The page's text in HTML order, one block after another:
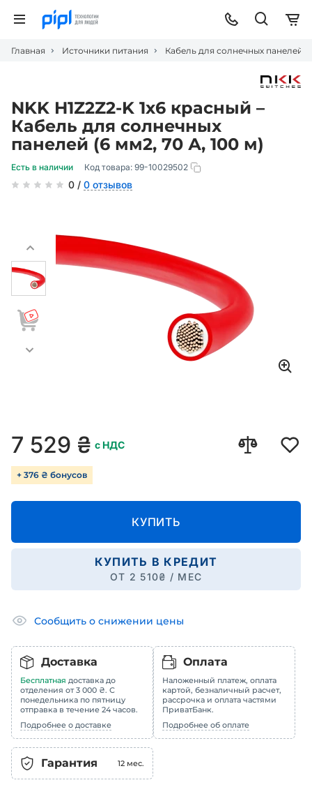
Главная Источники питания Кабель для солнечных панелей
NKK H1Z2Z2-K 1x6 красный –
Кабель для солнечных
панелей (6 мм2, 70 А, 100 м)
Есть в наличии Код товара: 99-10029502
0 / 0 отзывов
7 529 ₴ с НДС
+ 376 ₴ бонусов
КУПИТЬ
КУПИТЬ В КРЕДИТ
ОТ 2 510₴ / МЕС
Сообщить о снижении цены
Доставка
Бесплатная доставка до
отделения от 3 000 ₴. С
понедельника по пятницу
отправка в течение 24 часов.
Подробнее о доставке
Оплата
Наложенный платеж, оплата
картой, безналичный расчет,
рассрочка и оплата частями
ПриватБанк.
Подробнее об оплате
Гарантия 12 мес.